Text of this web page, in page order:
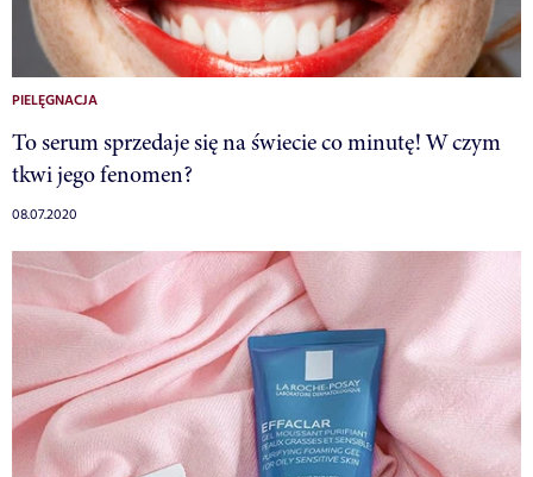
PIELĘGNACJA
To serum sprzedaje się na świecie co minutę! W czym
tkwi jego fenomen?
08.07.2020